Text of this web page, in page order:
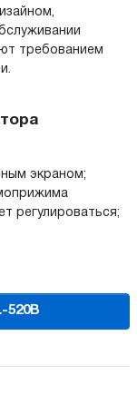
требованием
экраном;
регулироваться;
520B